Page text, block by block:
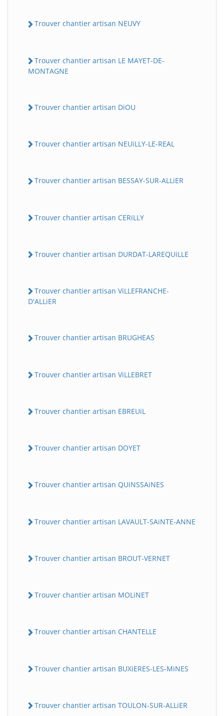
Trouver chantier artisan NEUVY
Trouver chantier artisan LE MAYET-DE-
MONTAGNE
Trouver chantier artisan DiOU
Trouver chantier artisan NEUiLLY-LE-REAL
Trouver chantier artisan BESSAY-SUR-ALLiER
Trouver chantier artisan CERiLLY
Trouver chantier artisan DURDAT-LAREQUiLLE
Trouver chantier artisan ViLLEFRANCHE-
D'ALLiER
Trouver chantier artisan BRUGHEAS
Trouver chantier artisan ViLLEBRET
Trouver chantier artisan EBREUiL
Trouver chantier artisan DOYET
Trouver chantier artisan QUiNSSAiNES
Trouver chantier artisan LAVAULT-SAiNTE-ANNE
Trouver chantier artisan BROUT-VERNET
Trouver chantier artisan MOLiNET
Trouver chantier artisan CHANTELLE
Trouver chantier artisan BUXiERES-LES-MiNES
Trouver chantier artisan TOULON-SUR-ALLiER